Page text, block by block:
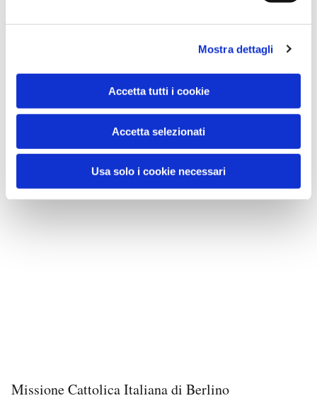
Mostra dettagli
Accetta tutti i cookie
Accetta selezionati
Usa solo i cookie necessari
Missione Cattolica Italiana di Berlino